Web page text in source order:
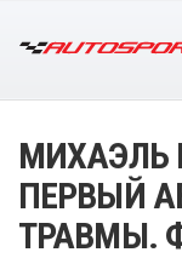
МИХАЭЛЬ
ПЕРВЫЙ
ТРАВМЫ.